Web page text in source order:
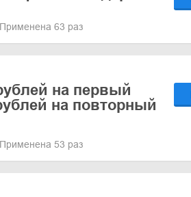
Применена 63 раз
на первый
на повторный
Применена 53 раз